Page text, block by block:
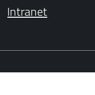
Intranet